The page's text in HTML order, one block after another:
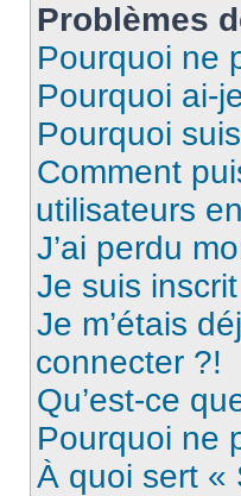
Problèmes
Pourquoi ne
Pourquoi ai-
Pourquoi
Comment
utilisateurs
J’ai perdu
Je suis
Je m’étais
connecter ?!
Qu’est-ce
Pourquoi ne
À quoi sert «